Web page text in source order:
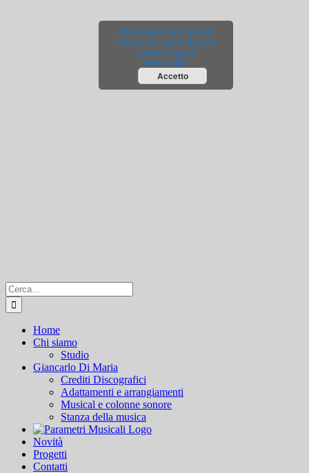
Cerca
per:
Home
Chi siamo
Studio
Giancarlo Di Maria
Crediti Discografici
Adattamenti e arrangiamenti
Musical e colonne sonore
Stanza della musica
Novità
Progetti
Contatti
Utilizzando il sito, accetti
l'utilizzo dei cookie da parte
nostra. maggiori
informazioni
Accetto